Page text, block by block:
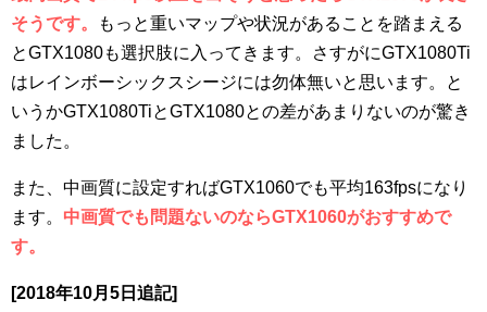
そうです。
もっと重いマップや状況があることを踏まえる
とGTX1080も選択肢に入ってきます。さすがにGTX1080Ti
はレインボーシックスシージには勿体無いと思います。と
いうかGTX1080TiとGTX1080との差があまりないのが驚き
ました。
また、中画質に設定すればGTX1060でも平均163fpsになり
ます。 中画質でも問題ないのならGTX1060がおすすめで
す。
[2018年10月5日追記]